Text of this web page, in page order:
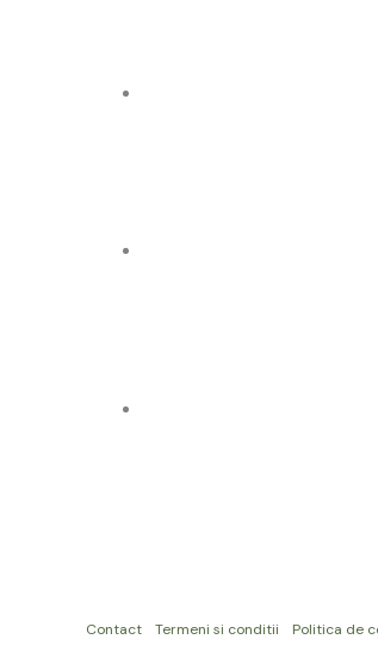
Contact Termeni si conditii Politica de